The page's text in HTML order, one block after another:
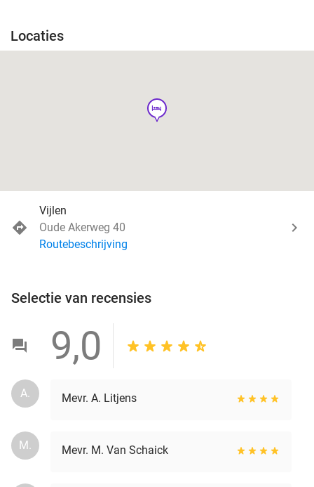
Locaties
hotel
Vijlen
Oude Akerweg 40
Routebeschrijving
Selectie van recensies
9,0
A. Mevr. A. Litjens
M. Mevr. M. Van Schaick